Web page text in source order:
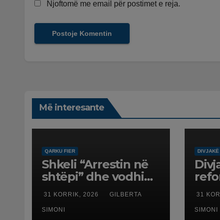
Njoftomë me email për postimet e reja.
Më interesante
QARKU FIER
Shkeli “Arrestin në
shtëpi” dhe vodhi
automjetin,
arrestohet 43-
vjeçari
31 KORRIK, 2026 GILBERTA
SIMONI
DIVJAKË
31
SIMONI